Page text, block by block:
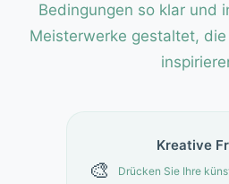
Bedingungen so klar und
Meisterwerke gestaltet,
🎨
Kreative
Drücken Sie Ihre